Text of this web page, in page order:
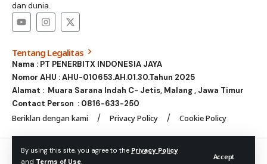
By using this site, you agree to the Privacy Policy
and Terms of Use.
Accept
dan dunia.
Tentang Legalitas
Nama : PT PENERBITX INDONESIA JAYA
Nomor AHU : AHU-010653.AH.01.30.Tahun 2025
Alamat : Muara Sarana Indah C- Jetis, Malang , Jawa Timur
Contact Person : 0816-633-250
Beriklan dengan kami Privacy Policy Cookie Policy
© Foxiz News Network. Ruby Design Company. All Rights